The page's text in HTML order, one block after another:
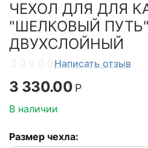
ЧЕХОЛ ДЛЯ ДЛЯ
"ШЕЛКОВЫЙ
ДВУХСЛОЙНЫЙ
Написать отзыв
3 330.00 Р
В наличии
Размер чехла: